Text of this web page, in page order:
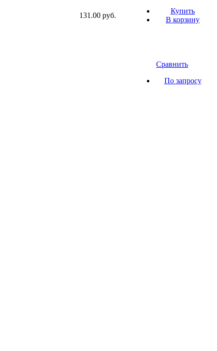
131.00 руб.
Купить
В корзину
Сравнить
По запросу